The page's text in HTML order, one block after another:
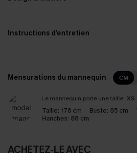
Instructions d’entretien
Mensurations du mannequin CM
Le mannequin porte une taille: XS
Taille: 176 cm Buste: 85 cm
Hanches: 88 cm
ACHETEZ‑LE AVEC